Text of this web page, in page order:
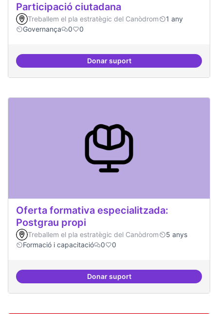
Participació ciutadana
Treballem el pla estratègic del Canòdrom
1 any
Governança
0 0
Donar suportParticipació ciutadana
Oferta formativa especialitzada:
Postgrau propi
Treballem el pla estratègic del Canòdrom
5 anys
Formació i capacitació
0 0
Donar suportOferta formativa especialitzada: